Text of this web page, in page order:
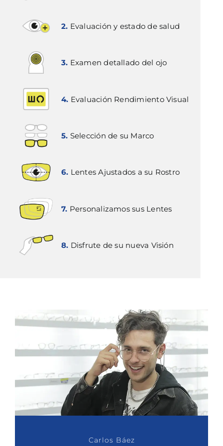
2. Evaluación y estado de salud
3. Examen detallado del ojo
4. Evaluación Rendimiento Visual
5. Selección de su Marco
6. Lentes Ajustados a su Rostro
7. Personalizamos sus Lentes
8. Disfrute de su nueva Visión
Carlos Báez
Iván Lalinde
Katherine Vélez
Ana Karina Soto
Mario Ruiz
Chicho
Corozo